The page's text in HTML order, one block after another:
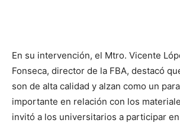
En su intervención, el Mtro. Vicente
Fonseca, director de la FBA, destacó
son de alta calidad y alzan como un
importante en relación con los
invitó a los universitarios a participar